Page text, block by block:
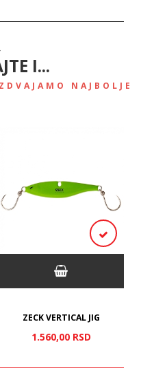
I...
NAJBOLJE
ZECK VERTICAL JIG
1.560,00 RSD